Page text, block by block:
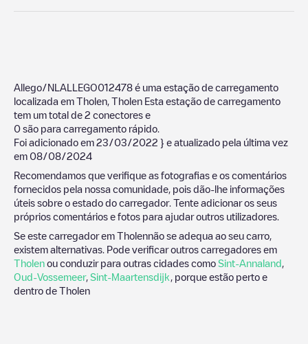
Allego/NLALLEGO012478 é uma estação de carregamento
localizada em Tholen Tholen Esta estação de carregamento
tem um total de 2 conectores e
0 são para carregamento rápido.
Foi adicionado em 23/03/2022 } e atualizado pela última vez
em 08/08/2024
Recomendamos que verifique as fotografias e os comentários
fornecidos pela nossa comunidade, pois dão-lhe informações
úteis sobre o estado do carregador. Tente adicionar os seus
próprios comentários e fotos para ajudar outros utilizadores.
Se este carregador em Tholennão se adequa ao seu carro,
existem alternativas. Pode verificar outros carregadores em
Tholen ou conduzir para outras cidades como Sint-Annaland
Oud-Vossemeer, Sint-Maartensdijk
, porque estão perto e
dentro de Tholen